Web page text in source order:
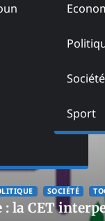
Société
Sport
SOCIÉTÉ
: la CET